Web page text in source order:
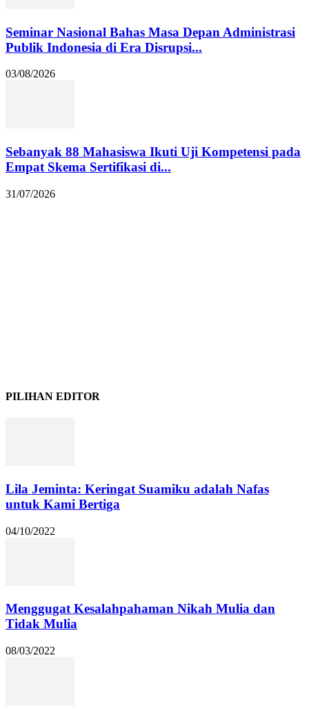
Seminar Nasional Bahas Masa Depan Administrasi
Publik Indonesia di Era Disrupsi...
03/08/2026
Sebanyak 88 Mahasiswa Ikuti Uji Kompetensi pada
Empat Skema Sertifikasi di...
31/07/2026
PILIHAN EDITOR
Lila Jeminta: Keringat Suamiku adalah Nafas
untuk Kami Bertiga
04/10/2022
Menggugat Kesalahpahaman Nikah Mulia dan
Tidak Mulia
08/03/2022